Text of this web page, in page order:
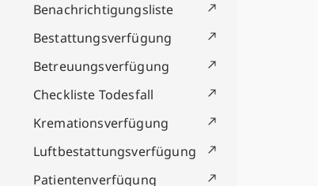
Benachrichtigungsliste
Bestattungsverfügung
Betreuungsverfügung
Checkliste Todesfall
Kremationsverfügung
Luftbestattungsverfügung
Patientenverfügung